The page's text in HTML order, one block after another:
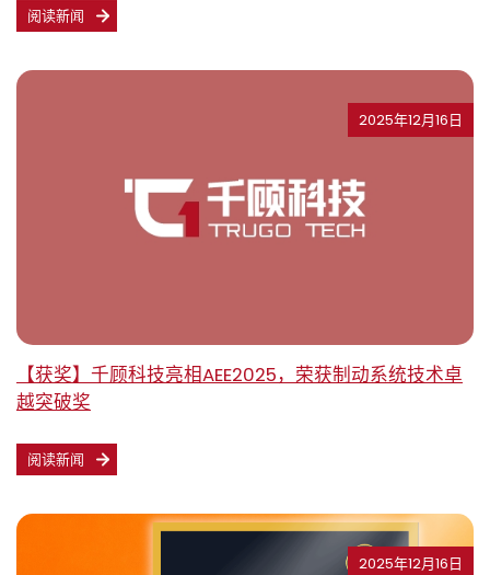
阅读新闻
2025年12月16日
【获奖】千顾科技亮相AEE2025，荣获制动系统技术卓
越突破奖
阅读新闻
2025年12月16日